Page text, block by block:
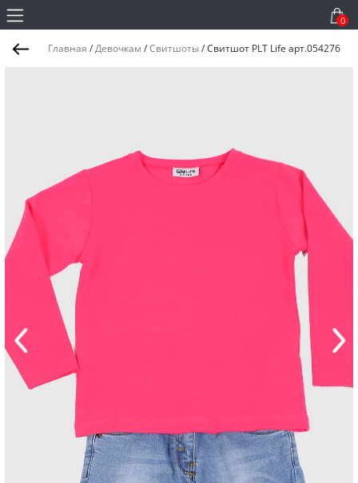
0
Главная /Девочкам /Свитшоты/Свитшот PLT Life арт.054276